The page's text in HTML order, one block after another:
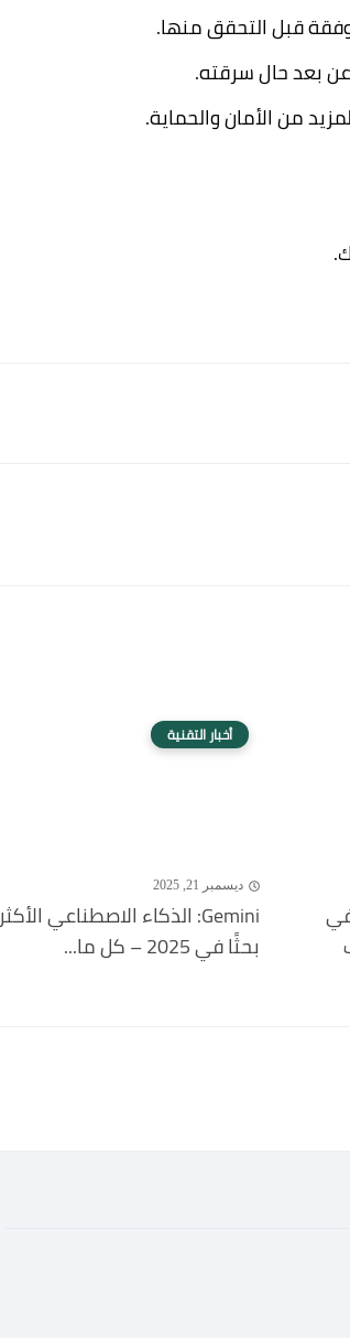
قبل التحقق منها.
من الأمان والحماية.
أخبار التقنية
ديسمبر 21, 2025
Gemini: الذكاء الاصطناعي الأكثر
بحثًا في 2025 – كل ما...